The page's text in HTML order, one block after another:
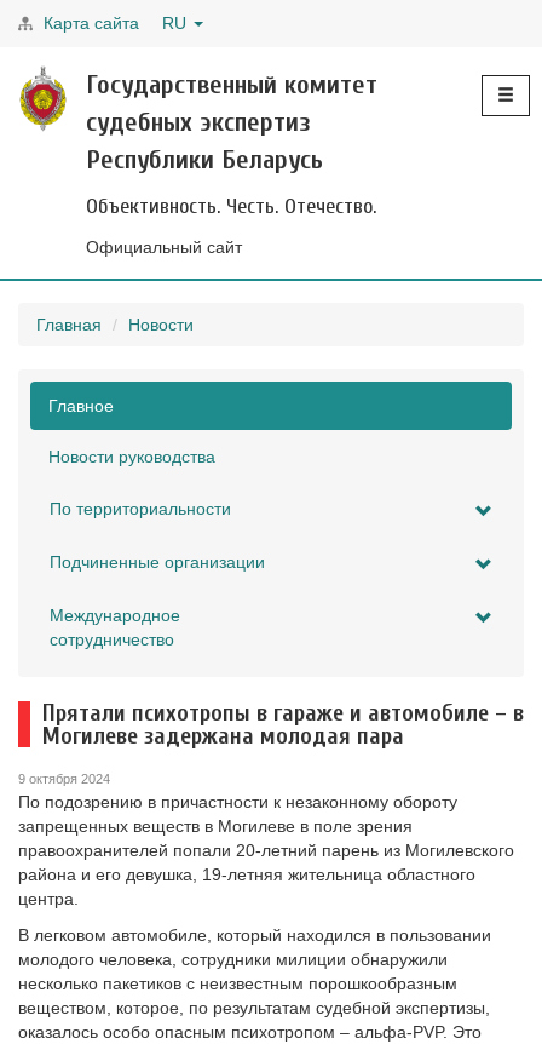
Карта сайта RU
Государственный комитет
судебных экспертиз
Республики Беларусь
Объективность. Честь. Отечество.
Официальный сайт
Главная Новости
Главное
Новости руководства
По территориальности
Подчиненные организации
Международное
сотрудничество
Прятали психотропы в гараже и автомобиле – в
Могилеве задержана молодая пара
9 октября 2024
По подозрению в причастности к незаконному обороту
запрещенных веществ в Могилеве в поле зрения
правоохранителей попали 20-летний парень из Могилевского
района и его девушка, 19-летняя жительница областного
центра.
В легковом автомобиле, который находился в пользовании
молодого человека, сотрудники милиции обнаружили
несколько пакетиков с неизвестным порошкообразным
веществом, которое, по результатам судебной экспертизы,
оказалось особо опасным психотропом – альфа-PVP. Это